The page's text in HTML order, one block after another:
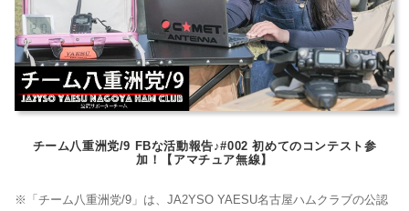
チーム八重洲党/9 FBな活動報告♪#002 初めてのコンテスト参
加！【アマチュア無線】
※「チーム八重洲党/9」は、JA2YSO YAESU名古屋ハムクラブの公認